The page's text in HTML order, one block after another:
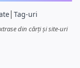
│ Tag-uri
din cărți și site-uri